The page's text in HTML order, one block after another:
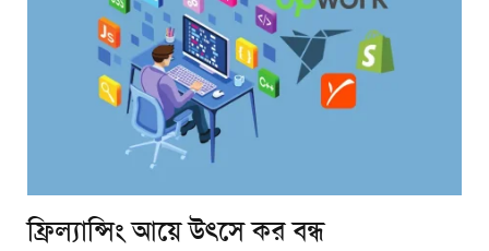
ফ্রিল্যান্সিং আয়ে উৎসে কর বন্ধ